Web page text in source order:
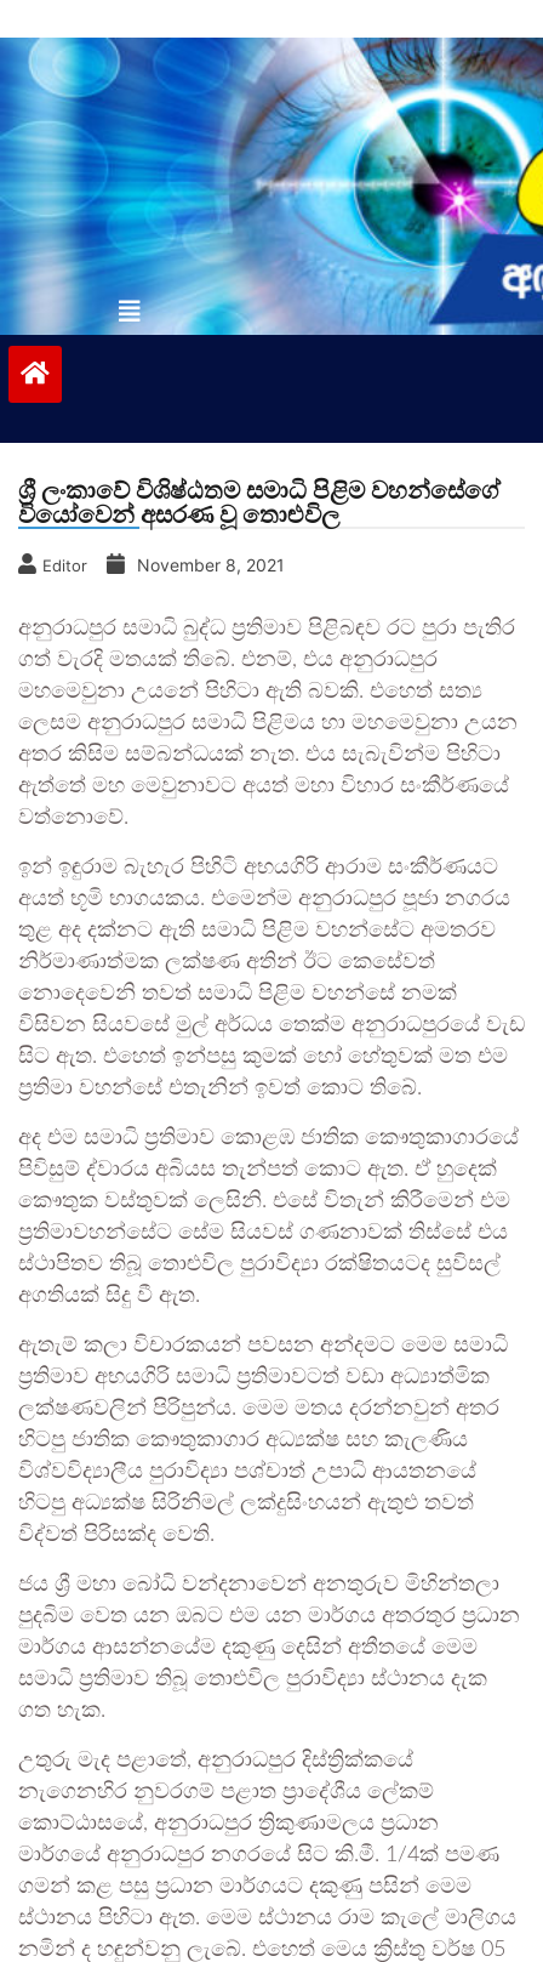
to
contentvinivida.lk
ශ්‍රී ලංකාවේ විශිෂ්ඨතම සමාධි පිළිම වහන්සේගේ
වියෝවෙන් අසරණ වූ තොළුවිල
Editor November 8, 2021
අනුරාධපුර සමාධි බුද්ධ ප්‍රතිමාව පිළිබඳව රට පුරා පැතිර
ගත් වැරදි මතයක් තිබේ. එනම්, එය අනුරාධපුර
මහමෙවුනා උයනේ පිහිටා ඇති බවකි. එහෙත් සත්‍ය
ලෙසම අනුරාධපුර සමාධි පිළිමය හා මහමෙවුනා උයන
අතර කිසිම සම්බන්ධයක් නැත. එය සැබැවින්ම පිහිටා
ඇත්තේ මහ මෙවුනාවට අයත් මහා විහාර සංකීර්ණයේ
වත්නොවේ.
ඉන් ඉඳුරාම බැහැර පිහිටි අභයගිරි ආරාම සංකීර්ණයට
අයත් භූමි භාගයකය. එමෙන්ම අනුරාධපුර පූජා නගරය
තුළ අද දක්නට ඇති සමාධි පිළිම වහන්සේට අමතරව
නිර්මාණාත්මක ලක්ෂණ අතින් ඊට කෙසේවත්
නොදෙවෙනි තවත් සමාධි පිළිම වහන්සේ නමක්
විසිවන සියවසේ මුල් අර්ධය තෙක්ම අනුරාධපුරයේ වැඩ
සිට ඇත. එහෙත් ඉන්පසු කුමක් හෝ හේතුවක් මත එම
ප්‍රතිමා වහන්සේ එතැනින් ඉවත් කොට තිබේ.
අද එම සමාධි ප්‍රතිමාව කොළඹ ජාතික කෞතුකාගාරයේ
පිවිසුම් ද්වාරය අබියස තැන්පත් කොට ඇත. ඒ හුදෙක්
කෞතුක වස්තුවක් ලෙසිනි. එසේ විතැන් කිරීමෙන් එම
ප්‍රතිමාවහන්සේට සේම සියවස් ගණනාවක් තිස්සේ එය
ස්ථාපිතව තිබූ තොළුවිල පුරාවිද්‍යා රක්ෂිතයටද සුවිසල්
අගතියක් සිදු වී ඇත.
ඇතැම් කලා විචාරකයන් පවසන අන්දමට මෙම සමාධි
ප්‍රතිමාව අභයගිරි සමාධි ප්‍රතිමාවටත් වඩා අධ්‍යාත්මික
ලක්ෂණවලින් පිරිපුන්ය. මෙම මතය දරන්නවුන් අතර
හිටපු ජාතික කෞතුකාගාර අධ්‍යක්ෂ සහ කැලණිය
විශ්වවිද්‍යාලීය පුරාවිද්‍යා පශ්චාත් උපාධි ආයතනයේ
හිටපු අධ්‍යක්ෂ සිරිනිමල් ලක්දුසිංහයන් ඇතුළු තවත්
විද්වත් පිරිසක්ද වෙති.
ජය ශ්‍රී මහා බෝධි වන්දනාවෙන් අනතුරුව මිහින්තලා
පුදබිම වෙත යන ඔබට එම යන මාර්ගය අතරතුර ප්‍රධාන
මාර්ගය ආසන්නයේම දකුණු දෙසින් අතීතයේ මෙම
සමාධි ප්‍රතිමාව තිබූ තොළුවිල පුරාවිද්‍යා ස්ථානය දැක
ගත හැක.
උතුරු මැද පළාතේ, අනුරාධපුර දිස්ත්‍රික්කයේ
නැගෙනහිර නුවරගම් පළාත ප්‍රාදේශීය ‍ලේකම්
කොට්ඨාසයේ, අනුරාධපුර ත්‍රිකුණාමලය ප්‍රධාන
මාර්ගයේ අනුරාධපුර නගරයේ සිට කි.මී. 1/4ක් පමණ
ගමන් කළ පසු ප්‍රධාන මාර්ගයට දකුණු පසින් මෙම
ස්ථානය පිහිටා ඇත. මෙම ස්ථානය රාම කැ‍ලේ මාලිගය
නමින් ද හඳුන්වනු ලැබේ. එහෙත් මෙය ක්‍රිස්තු වර්ෂ 05